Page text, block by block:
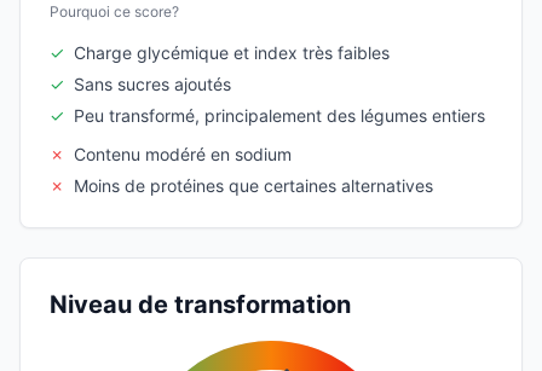
Pourquoi ce score?
✓ Charge glycémique et index très faibles
✓ Sans sucres ajoutés
✓ Peu transformé, principalement des légumes entiers
✗
Contenu modéré en sodium
✗
Moins de protéines que certaines alternatives
Niveau de transformation